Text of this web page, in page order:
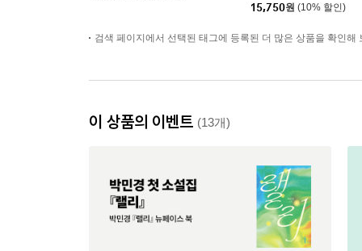
15,750원 (10% 할인)
검색 페이지에서 선택된 태그에 등록된 더 많은 상품을 확인해
이 상품의 이벤트 (13개)